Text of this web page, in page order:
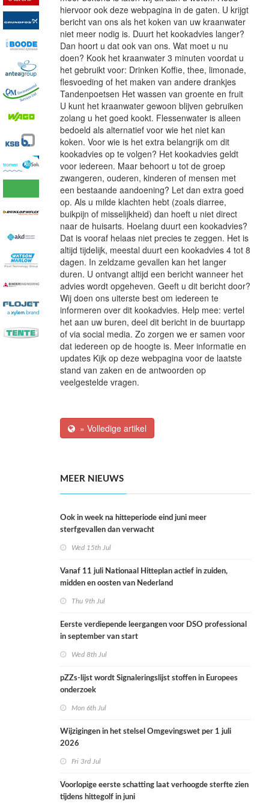
hiervoor ook deze webpagina in de gaten. U krijgt
bericht van ons als het koken van uw kraanwater
niet meer nodig is. Duurt het kookadvies langer?
Dan hoort u dat ook van ons. Wat moet u nu
doen? Kook het kraanwater 3 minuten voordat u
het gebruikt voor: Drinken Koffie, thee, limonade,
flesvoeding of het maken van andere drankjes
Tandenpoetsen Het wassen van groente en fruit
U kunt het kraanwater gewoon blijven gebruiken
zolang u het goed kookt. Flessenwater is alleen
bedoeld als alternatief voor wie het niet kan
koken. Voor wie is het extra belangrijk om dit
kookadvies op te volgen? Het kookadvies geldt
voor iedereen. Maar behoort u tot de groep
zwangeren, ouderen, kinderen of mensen met
een bestaande aandoening? Let dan extra goed
op. Als u milde klachten hebt (zoals diarree,
buikpijn of misselijkheid) dan hoeft u niet direct
naar de huisarts. Hoelang duurt een kookadvies?
Dat is vooraf helaas niet precies te zeggen. Het is
altijd tijdelijk, meestal duurt een kookadvies 4 tot 8
dagen. In zeldzame gevallen kan het langer
duren. U ontvangt altijd een bericht wanneer het
advies wordt opgeheven. Geeft u dit bericht door?
Wij doen ons uiterste best om iedereen te
informeren over dit kookadvies. Help mee: vertel
het aan uw buren, deel dit bericht in de buurtapp
of via social media. Zo zorgen we er samen voor
dat iedereen op de hoogte is. Meer informatie en
updates Kijk op deze webpagina voor de laatste
stand van zaken en de antwoorden op
veelgestelde vragen.
» Volledige artikel
MEER NIEUWS
Ook in week na hitteperiode eind juni meer
sterfgevallen dan verwacht
Wed 15th Jul
Vanaf 11 juli Nationaal Hitteplan actief in zuiden,
midden en oosten van Nederland
Thu 9th Jul
Eerste verdiepende leergangen voor DSO professional
in september van start
Wed 8th Jul
pZZs-lijst wordt Signaleringslijst stoffen in Europees
onderzoek
Mon 6th Jul
Wijzigingen in het stelsel Omgevingswet per 1 juli
2026
Fri 3rd Jul
Voorlopige eerste schatting laat verhoogde sterfte zien
tijdens hittegolf in juni